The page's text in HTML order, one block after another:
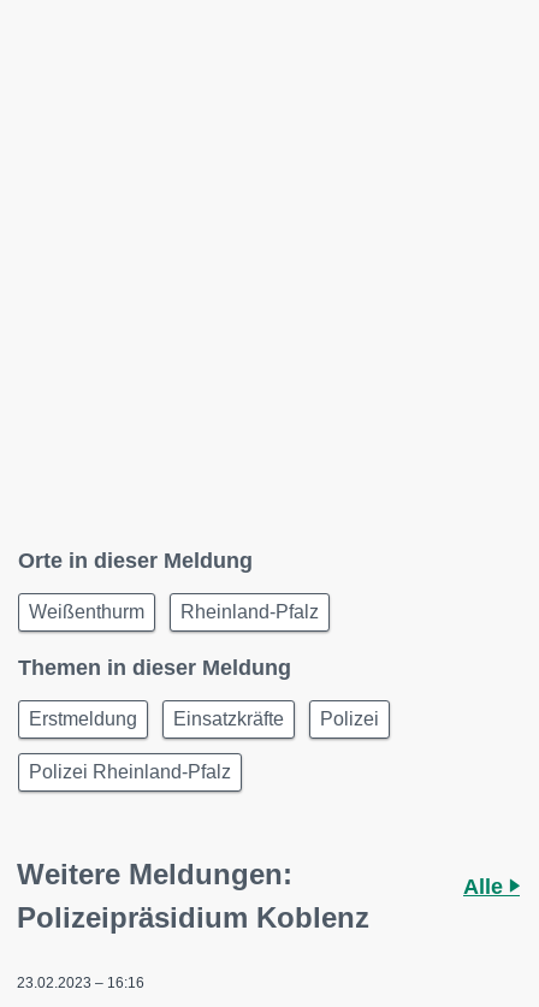
Orte in dieser Meldung
Weißenthurm Rheinland-Pfalz
Themen in dieser Meldung
Erstmeldung Einsatzkräfte Polizei
Polizei Rheinland-Pfalz
Weitere Meldungen:
Polizeipräsidium Koblenz
Alle
23.02.2023 – 16:16